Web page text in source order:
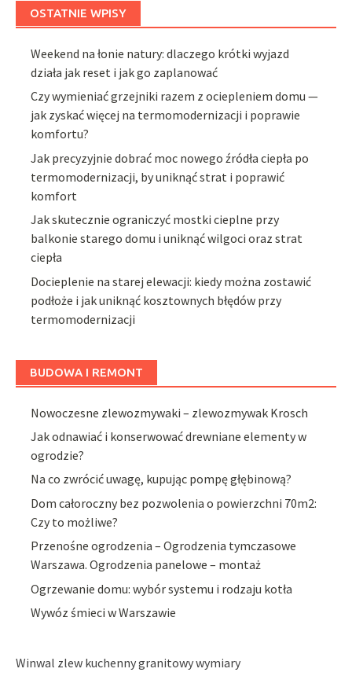
OSTATNIE WPISY
Weekend na łonie natury: dlaczego krótki wyjazd
działa jak reset i jak go zaplanować
Czy wymieniać grzejniki razem z ociepleniem domu —
jak zyskać więcej na termomodernizacji i poprawie
komfortu?
Jak precyzyjnie dobrać moc nowego źródła ciepła po
termomodernizacji, by uniknąć strat i poprawić
komfort
Jak skutecznie ograniczyć mostki cieplne przy
balkonie starego domu i uniknąć wilgoci oraz strat
ciepła
Docieplenie na starej elewacji: kiedy można zostawić
podłoże i jak uniknąć kosztownych błędów przy
termomodernizacji
BUDOWA I REMONT
Nowoczesne zlewozmywaki – zlewozmywak Krosch
Jak odnawiać i konserwować drewniane elementy w
ogrodzie?
Na co zwrócić uwagę, kupując pompę głębinową?
Dom całoroczny bez pozwolenia o powierzchni 70m2:
Czy to możliwe?
Przenośne ogrodzenia – Ogrodzenia tymczasowe
Warszawa. Ogrodzenia panelowe – montaż
Ogrzewanie domu: wybór systemu i rodzaju kotła
Wywóz śmieci w Warszawie
Winwal zlew kuchenny granitowy wymiary